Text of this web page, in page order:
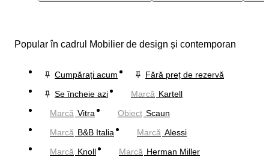
Popular în cadrul Mobilier de design și contemporan
Cumpărați acum
Fără preț de rezervă
Se încheie azi
Marcă Kartell
Marcă Vitra Obiect Scaun
Marcă B&B Italia Marcă Alessi
Marcă Knoll Marcă Herman Miller